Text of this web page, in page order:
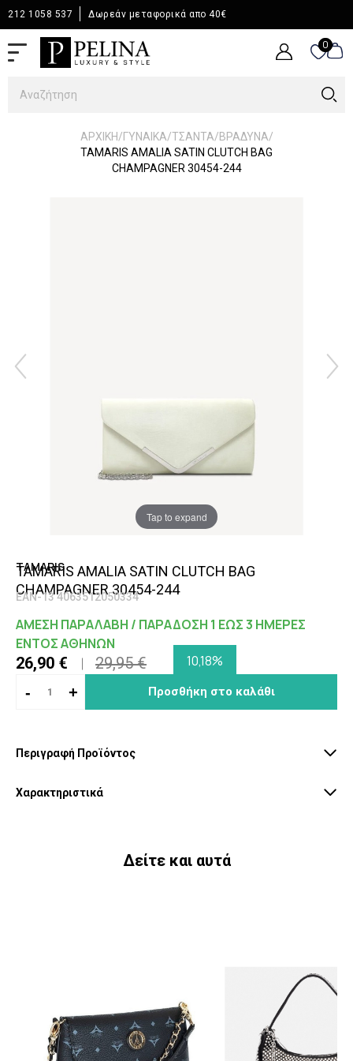
212 1058 537 Δωρεάν μεταφορικά απο 40€
0
0
ΑΡΧΙΚΉ/ΓΥΝΑΙΚΑ/ΤΣΑΝΤΑ/ΒΡΑΔΥΝΑ/
TAMARIS AMALIA SATIN CLUTCH BAG
CHAMPAGNER 30454-244
Tap to expand
TAMARIS
TAMARIS AMALIA SATIN CLUTCH BAG
CHAMPAGNER 30454-244
EAN-13 4063512050334
ΑΜΕΣΗ ΠΑΡΑΛΑΒΗ / ΠΑΡΑΔΟΣΗ 1 ΕΩΣ 3 ΗΜΕΡΕΣ
ΕΝΤΟΣ ΑΘΗΝΩΝ
26,90 € 29,95 €
10,18%
-
+ Προσθήκη στο καλάθι
Περιγραφή Προϊόντος
Χαρακτηριστικά
Δείτε και αυτά